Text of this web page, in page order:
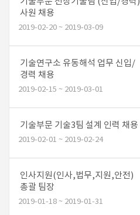
사원 채용
2019-02-20 ~ 2019-03-09
기술연구소 유동해석 업무 신입/
경력 채용
2019-02-15 ~ 2019-03-01
기술부문 기술3팀 설계 인력 채용
2019-02-01 ~ 2019-02-24
인사지원(인사,법무,지원,안전)
총괄 팀장
2019-01-18 ~ 2019-01-31